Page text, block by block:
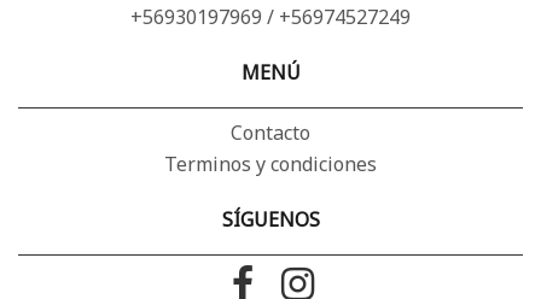
+56930197969 / +56974527249
MENÚ
Contacto
Terminos y condiciones
SÍGUENOS